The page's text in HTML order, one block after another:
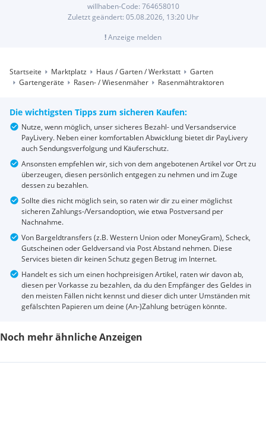
willhaben-Code: 764658010
Zuletzt geändert: 05.08.2026, 13:20Uhr
!Anzeige melden
Startseite Marktplatz Haus / Garten / Werkstatt
Garten
Gartengeräte
Rasen- / Wiesenmäher Rasenmähtraktoren
Die wichtigsten Tipps zum sicheren Kaufen:
Nutze, wenn möglich, unser sicheres Bezahl- und Versandservice
PayLivery. Neben einer komfortablen Abwicklung bietet dir PayLivery
auch Sendungsverfolgung und Käuferschutz.
Ansonsten empfehlen wir, sich von dem angebotenen Artikel vor Ort zu
überzeugen, diesen persönlich entgegen zu nehmen und im Zuge
dessen zu bezahlen.
Sollte dies nicht möglich sein, so raten wir dir zu einer möglichst
sicheren Zahlungs-/Versandoption, wie etwa Postversand per
Nachnahme.
Von Bargeldtransfers (z.B. Western Union oder MoneyGram), Scheck,
Gutscheinen oder Geldversand via Post Abstand nehmen. Diese
Services bieten dir keinen Schutz gegen Betrug im Internet.
Handelt es sich um einen hochpreisigen Artikel, raten wir davon ab,
diesen per Vorkasse zu bezahlen, da du den Empfänger des Geldes in
den meisten Fällen nicht kennst und dieser dich unter Umständen mit
gefälschten Papieren um deine (An-)Zahlung betrügen könnte.
Noch mehr ähnliche Anzeigen